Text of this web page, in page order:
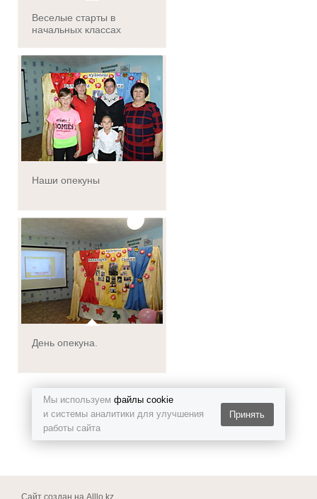
Мы используем файлы cookie
и системы аналитики для улучшения
работы сайта
Принять
Веселые старты в
начальных классах
Наши опекуны
День опекуна.
Сайт создан на Alllo.kz